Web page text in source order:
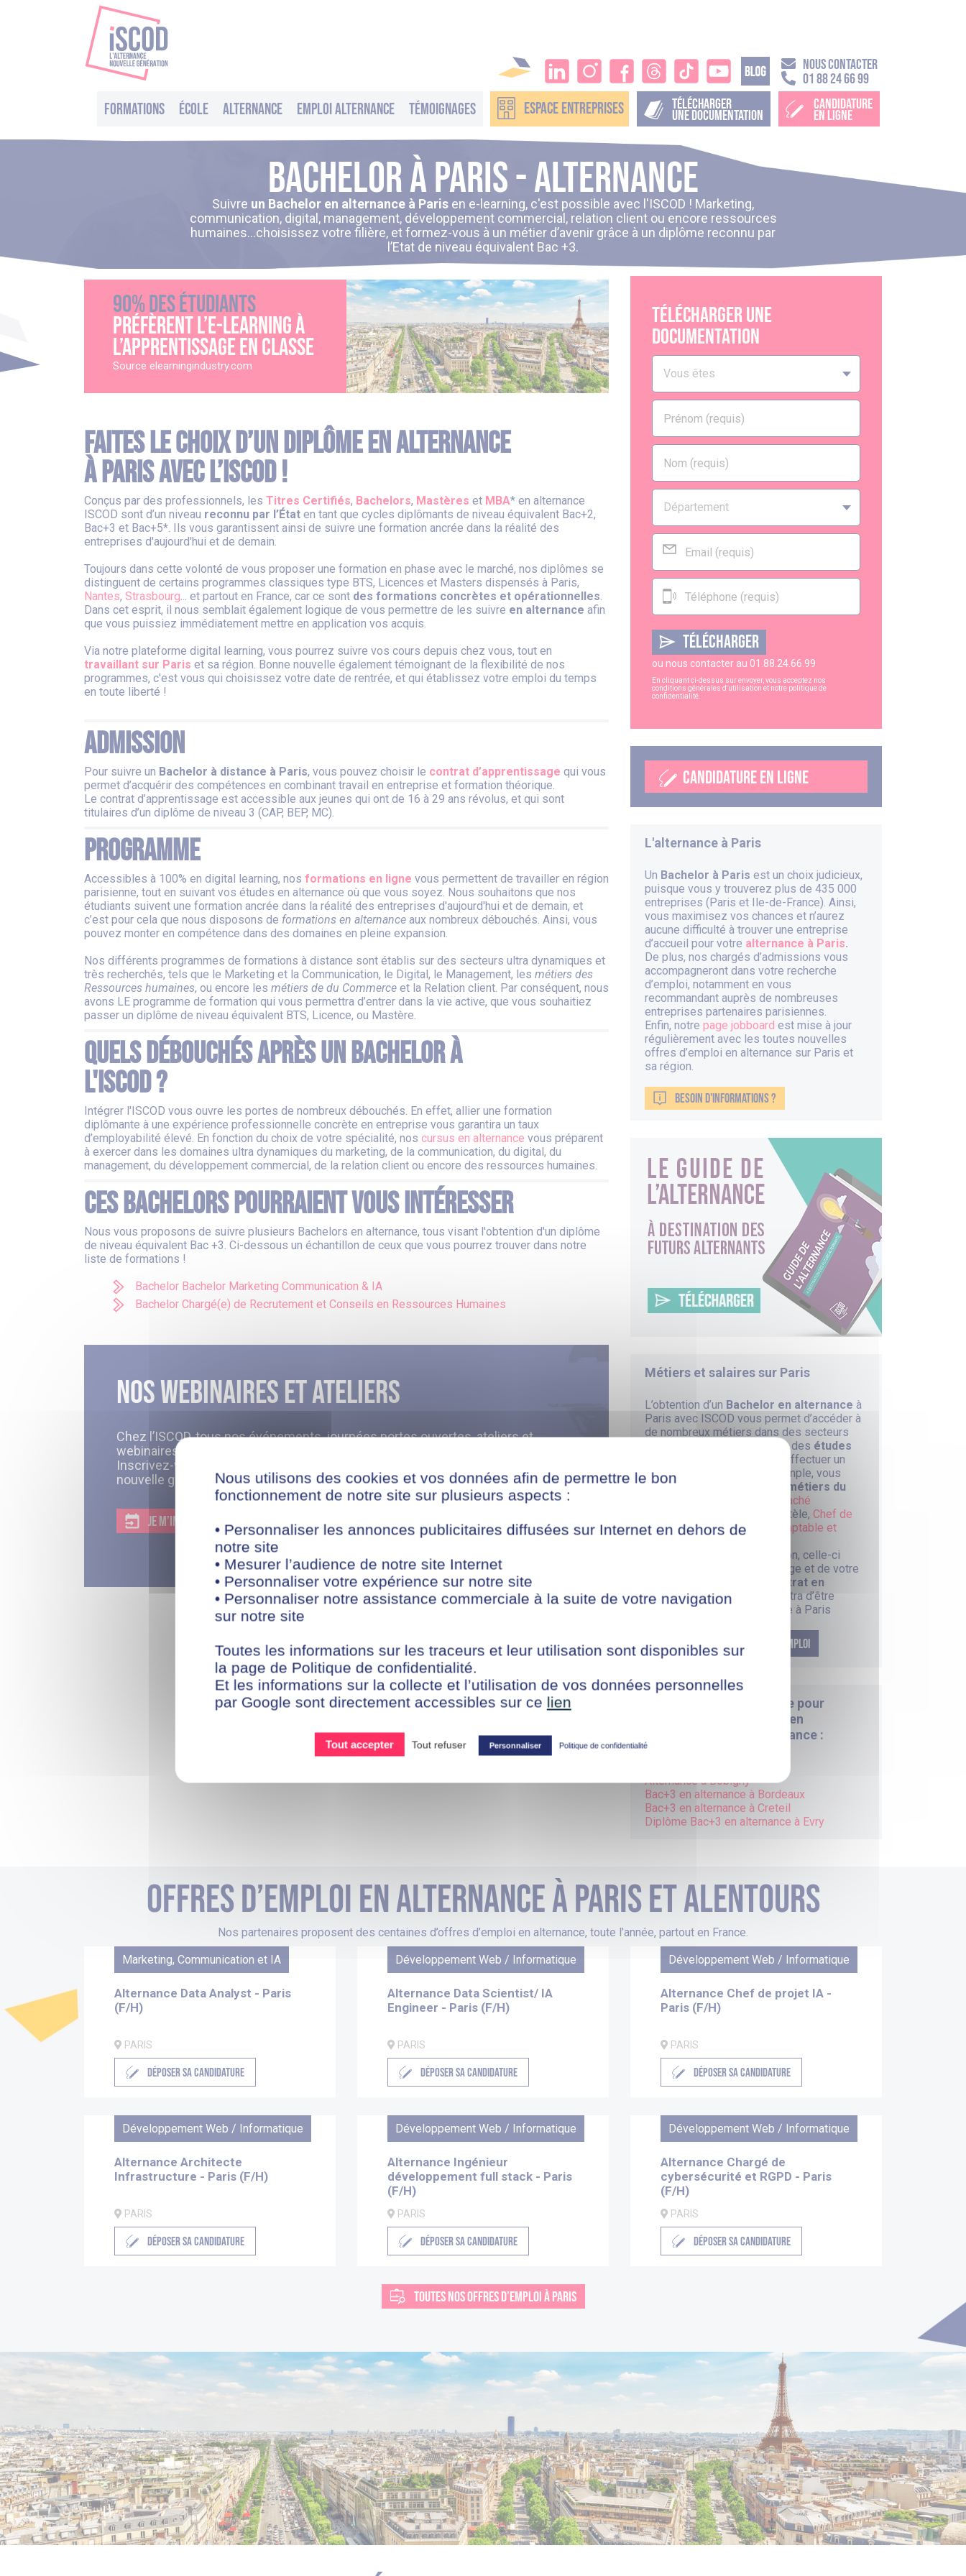
NOUS CONTACTER
01 88 24 66 99
Formations École Alternance Emploi alternance Témoignages ESPACEENTREPRISES TÉLÉCHARGER
UNE DOCUMENTATION
CANDIDATURE
EN LIGNE
Bachelor à Paris - Alternance
Suivre un Bachelor en alternance à Paris en e-learning, c'est possible avec l'ISCOD ! Marketing,
communication, digital, management, développement commercial, relation client ou encore ressources
humaines…choisissez votre filière, et formez-vous à un métier d’avenir grâce à un diplôme reconnu par
l’Etat de niveau équivalent Bac +3.
90% des étudiants
préfèrent l’e-learning à
l’apprentissage en classe
Source elearningindustry.com
Faites le choix d’un diplôme en alternance
à Paris avec l’ISCOD !
Conçus par des professionnels, les Titres Certifiés, Bachelors, Mastères et MBA* en alternance
ISCOD sont d’un niveau reconnu par l’État en tant que cycles diplômants de niveau équivalent Bac+2,
Bac+3 et Bac+5*. Ils vous garantissent ainsi de suivre une formation ancrée dans la réalité des
entreprises d'aujourd'hui et de demain.
Toujours dans cette volonté de vous proposer une formation en phase avec le marché, nos diplômes se
distinguent de certains programmes classiques type BTS, Licences et Masters dispensés à Paris,
Nantes, Strasbourg... et partout en France, car ce sont des formations concrètes et opérationnelles.
Dans cet esprit, il nous semblait également logique de vous permettre de les suivre en alternance afin
que vous puissiez immédiatement mettre en application vos acquis.
Via notre plateforme digital learning, vous pourrez suivre vos cours depuis chez vous, tout en
travaillant sur Paris et sa région. Bonne nouvelle également témoignant de la flexibilité de nos
programmes, c'est vous qui choisissez votre date de rentrée, et qui établissez votre emploi du temps
en toute liberté !
Admission
Pour suivre un Bachelor à distance à Paris, vous pouvez choisir le contrat d’apprentissage qui vous
permet d’acquérir des compétences en combinant travail en entreprise et formation théorique.
Le contrat d’apprentissage est accessible aux jeunes qui ont de 16 à 29 ans révolus, et qui sont
titulaires d’un diplôme de niveau 3 (CAP, BEP, MC).
Programme
Accessibles à 100% en digital learning, nos formations en ligne vous permettent de travailler en région
parisienne, tout en suivant vos études en alternance où que vous soyez. Nous souhaitons que nos
étudiants suivent une formation ancrée dans la réalité des entreprises d'aujourd'hui et de demain, et
c’est pour cela que nous disposons de formations en alternance aux nombreux débouchés. Ainsi, vous
pouvez monter en compétence dans des domaines en pleine expansion.
Nos différents programmes de formations à distance sont établis sur des secteurs ultra dynamiques et
très recherchés, tels que le Marketing et la Communication, le Digital, le Management, les métiers des
Ressources humaines, ou encore les métiers de du Commerce et la Relation client. Par conséquent, nous
avons LE programme de formation qui vous permettra d’entrer dans la vie active, que vous souhaitiez
passer un diplôme de niveau équivalent BTS, Licence, ou Mastère.
Quels débouchés après un Bachelor à
l'ISCOD ?
Intégrer l'ISCOD vous ouvre les portes de nombreux débouchés. En effet, allier une formation
diplômante à une expérience professionnelle concrète en entreprise vous garantira un taux
d’employabilité élevé. En fonction du choix de votre spécialité, nos cursus en alternance vous préparent
à exercer dans les domaines ultra dynamiques du marketing, de la communication, du digital, du
management, du développement commercial, de la relation client ou encore des ressources humaines.
Ces Bachelors pourraient vous intéresser
Nous vous proposons de suivre plusieurs Bachelors en alternance, tous visant l'obtention d'un diplôme
de niveau équivalent Bac +3. Ci-dessous un échantillon de ceux que vous pourrez trouver dans notre
liste de formations !
Bachelor Bachelor Marketing Communication & IA
Bachelor Chargé(e) de Recrutement et Conseils en Ressources Humaines
Nos webinaires et ateliers
Chez l’ISCOD, tous nos événements, journées portes ouvertes, ateliers et
webinaires, sont gratuits et se passent en ligne. Pas besoin de vous déplacer !
Inscrivez-vous à l’un de nos prochains événements et découvrez l’alternance
nouvelle génération.
JE M’INSCRIS A L’UNE DE NOS SESSIONS
Télécharger une
documentation
TÉLÉCHARGER
ou nous contacter au 01.88.24.66.99
En cliquant ci-dessus sur envoyer, vous acceptez nos
conditions générales d'utilisation et notre politique de
confidentialité
CANDIDATURE EN LIGNE
L'alternance à Paris
Un Bachelor à Paris est un choix judicieux,
puisque vous y trouverez plus de 435 000
entreprises (Paris et Ile-de-France). Ainsi,
vous maximisez vos chances et n’aurez
aucune difficulté à trouver une entreprise
d’accueil pour votre alternance à Paris.
De plus, nos chargés d’admissions vous
accompagneront dans votre recherche
d’emploi, notamment en vous
recommandant auprès de nombreuses
entreprises partenaires parisiennes.
Enfin, notre page jobboard est mise à jour
régulièrement avec les toutes nouvelles
offres d’emploi en alternance sur Paris et
sa région.
BESOIN D'INFORMATIONS ?
Métiers et salaires sur Paris
L’obtention d’un Bachelor en alternance à
Paris avec ISCOD vous permet d’accéder à
de nombreux métiers dans des secteurs
porteurs. Si vous choisissez des études
pour effectuer un
Bachelor Commerce par exemple, vous
pourrez ainsi accéder à des
métiers du
Attaché
, Conseiller Clientèle, Chef de
secteurouResponsable comptable et
Concernant votre rémunération, celle-ci
dépendra à la fois de votre âge et de votre
contrat en
apprentissagevous permettra d’être
rémunéré pour une alternance à Paris
NOS DERNIÈRES OFFRES D'EMPLOI
ISCOD vous accompagne pour
trouver votre formation en
alternance partout en France :
Alternance àBobigny
Bac+3 en alternance à Bordeaux
Bac+3 en alternance à Creteil
Diplôme Bac+3 en alternance à Evry
Offres d’emploi en alternance à paris et alentours
Nos partenaires proposent des centaines d’offres d’emploi en alternance, toute l’année, partout en France.
Marketing, Communication et IA
Alternance Data Analyst - Paris
(F/H)
PARIS
DÉPOSER SA CANDIDATURE
Développement Web / Informatique
Alternance Data Scientist/ IA
Engineer - Paris (F/H)
PARIS
DÉPOSER SA CANDIDATURE
Développement Web / Informatique
Alternance Chef de projet IA -
Paris (F/H)
PARIS
DÉPOSER SA CANDIDATURE
Développement Web / Informatique
Alternance Architecte
Infrastructure - Paris (F/H)
PARIS
DÉPOSER SA CANDIDATURE
Développement Web / Informatique
Alternance Ingénieur
développement full stack - Paris
(F/H)
PARIS
DÉPOSER SA CANDIDATURE
Développement Web / Informatique
Alternance Chargé de
cybersécurité et RGPD - Paris
(F/H)
PARIS
DÉPOSER SA CANDIDATURE
TOUTES NOS OFFRES D'EMPLOI À PARIS
Nous utilisons des cookies et vos données afin de permettre le bon
fonctionnement de notre site sur plusieurs aspects :
• Personnaliser les annonces publicitaires diffusées sur Internet en dehors de
notre site
• Mesurer l’audience de notre site Internet
• Personnaliser votre expérience sur notre site
• Personnaliser notre assistance commerciale à la suite de votre navigation
sur notre site
Toutes les informations sur les traceurs et leur utilisation sont disponibles sur
la page de Politique de confidentialité.
Et les informations sur la collecte et l’utilisation de vos données personnelles
par Google sont directement accessibles sur ce lien
Tout accepter Tout refuser Personnaliser Politique de confidentialité